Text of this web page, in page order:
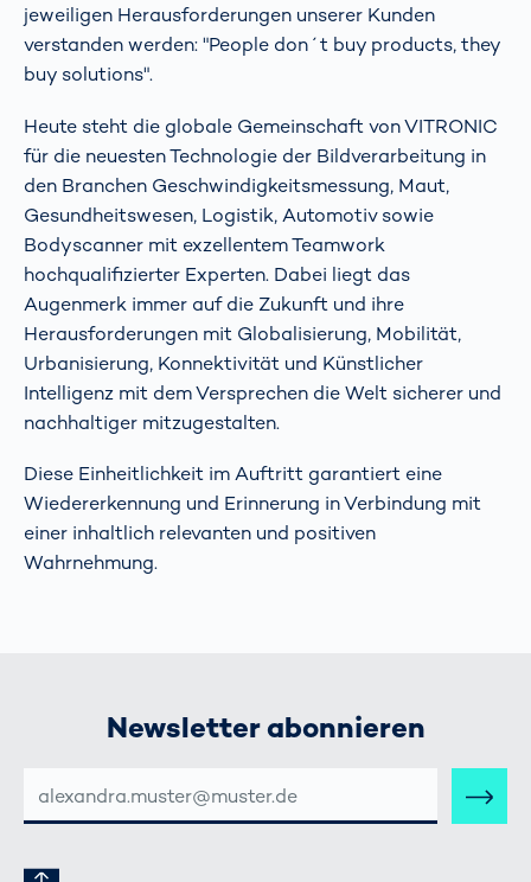
jeweiligen Herausforderungen unserer Kunden
verstanden werden: "People don´t buy products, they
buy solutions".
Heute steht die globale Gemeinschaft von VITRONIC
für die neuesten Technologie der Bildverarbeitung in
den Branchen Geschwindigkeitsmessung, Maut,
Gesundheitswesen, Logistik, Automotiv sowie
Bodyscanner mit exzellentem Teamwork
hochqualifizierter Experten. Dabei liegt das
Augenmerk immer auf die Zukunft und ihre
Herausforderungen mit Globalisierung, Mobilität,
Urbanisierung, Konnektivität und Künstlicher
Intelligenz mit dem Versprechen die Welt sicherer und
nachhaltiger mitzugestalten.
Diese Einheitlichkeit im Auftritt garantiert eine
Wiedererkennung und Erinnerung in Verbindung mit
einer inhaltlich relevanten und positiven
Wahrnehmung.
Newsletter abonnieren
MAIL-
ADRESSE